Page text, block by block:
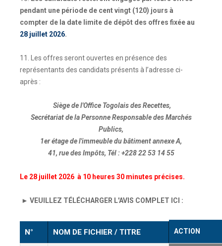
pendant une période de cent vingt (120) jours à
compter de la date limite de dépôt des offres fixée au
28 juillet 2026.
11. Les offres seront ouvertes en présence des
représentants des candidats présents à l’adresse ci-
après :
Siège de l'Office Togolais des Recettes,
Secrétariat de la Personne Responsable des Marchés
Publics,
1er étage de l'immeuble du bâtiment annexe A,
41, rue des Impôts, Tél : +228 22 53 14 55
Le 28 juillet 2026 à 10 heures 30 minutes précises.
► VEUILLEZ TÉLÉCHARGER L'AVIS COMPLET ICI :
N° NOM DE FICHIER / TITRE ACTION